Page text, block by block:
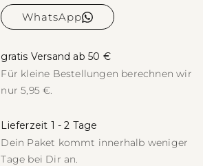
WhatsApp
gratis Versand ab 50 €
Für kleine Bestellungen berechnen wir
nur 5,95 €.
Lieferzeit 1 - 2 Tage
Dein Paket kommt innerhalb weniger
Tage bei Dir an.